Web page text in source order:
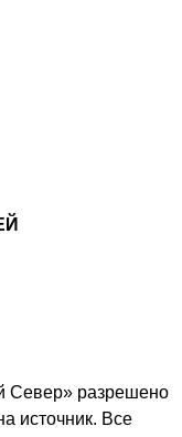
Север» разрешено
источник. Все